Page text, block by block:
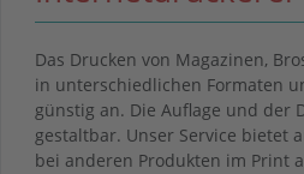
Das Drucken von Magazinen,
in unterschiedlichen Formaten
günstig an. Die Auflage und der
gestaltbar. Unser Service bietet
bei anderen Produkten im Print